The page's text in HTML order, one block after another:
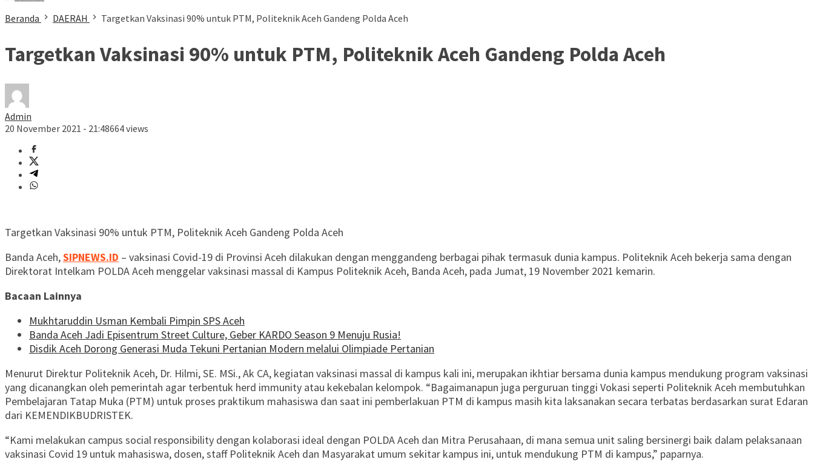
Beranda DAERAH Targetkan Vaksinasi 90% untuk PTM, Politeknik Aceh Gandeng Polda Aceh
Targetkan Vaksinasi 90% untuk PTM, Politeknik Aceh Gandeng Polda Aceh
Admin
20 November 2021 - 21:48664 views
Targetkan Vaksinasi 90% untuk PTM, Politeknik Aceh Gandeng Polda Aceh
Banda Aceh,SIPNEWS.ID – vaksinasi Covid-19 di Provinsi Aceh dilakukan dengan menggandeng berbagai pihak termasuk dunia kampus. Politeknik Aceh bekerja sama dengan
Direktorat Intelkam POLDA Aceh menggelar vaksinasi massal di Kampus Politeknik Aceh, Banda Aceh, pada Jumat, 19 November 2021 kemarin.
Bacaan Lainnya
Mukhtaruddin Usman Kembali Pimpin SPS Aceh
Banda Aceh Jadi Episentrum Street Culture, Geber KARDO Season 9 Menuju Rusia!
Disdik Aceh Dorong Generasi Muda Tekuni Pertanian Modern melalui Olimpiade Pertanian
Menurut Direktur Politeknik Aceh, Dr. Hilmi, SE. MSi., Ak CA, kegiatan vaksinasi massal di kampus kali ini, merupakan ikhtiar bersama dunia kampus mendukung program vaksinasi
yang dicanangkan oleh pemerintah agar terbentuk herd immunity atau kekebalan kelompok. “Bagaimanapun juga perguruan tinggi Vokasi seperti Politeknik Aceh membutuhkan
Pembelajaran Tatap Muka (PTM) untuk proses praktikum mahasiswa dan saat ini pemberlakuan PTM di kampus masih kita laksanakan secara terbatas berdasarkan surat Edaran
dari KEMENDIKBUDRISTEK.
“Kami melakukan campus social responsibility dengan kolaborasi ideal dengan POLDA Aceh dan Mitra Perusahaan, di mana semua unit saling bersinergi baik dalam pelaksanaan
vaksinasi Covid 19 untuk mahasiswa, dosen, staff Politeknik Aceh dan Masyarakat umum sekitar kampus ini, untuk mendukung PTM di kampus,” paparnya.